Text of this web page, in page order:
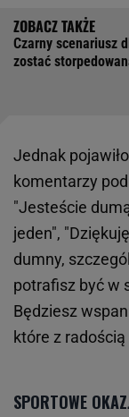
Czarny scenariusz
zostać
Jednak
komentarzy
"Jesteście
jeden",
dumny,
potrafisz być w
Będziesz
które z